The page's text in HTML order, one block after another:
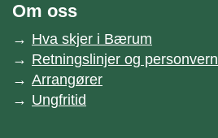
Om oss
Hva skjer i Bærum
Retningslinjer og personvern
Arrangører
Ungfritid